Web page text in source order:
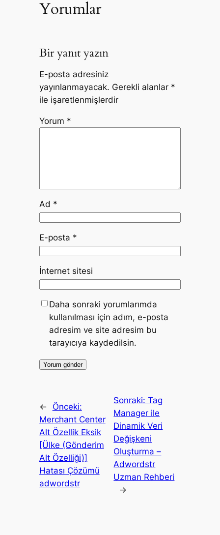
Yorumlar
Bir yanıt yazın
E-posta adresiniz
yayınlanmayacak. Gerekli alanlar *
ile işaretlenmişlerdir
Yorum *
Ad *
E-posta *
İnternet sitesi
Daha sonraki yorumlarımda
kullanılması için adım, e-posta
adresim ve site adresim bu
tarayıcıya kaydedilsin.
←
Önceki:
Merchant Center
Alt Özellik Eksik
[Ülke (Gönderim
Alt Özelliği)]
Hatası Çözümü
adwordstr
Sonraki:Tag
Manager ile
Dinamik Veri
Değişkeni
Oluşturma –
Adwordstr
Uzman Rehberi
→